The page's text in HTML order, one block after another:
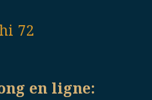
72
en ligne: